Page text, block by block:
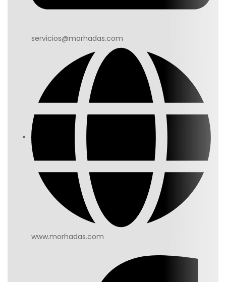
servicios@morhadas.com
www.morhadas.com